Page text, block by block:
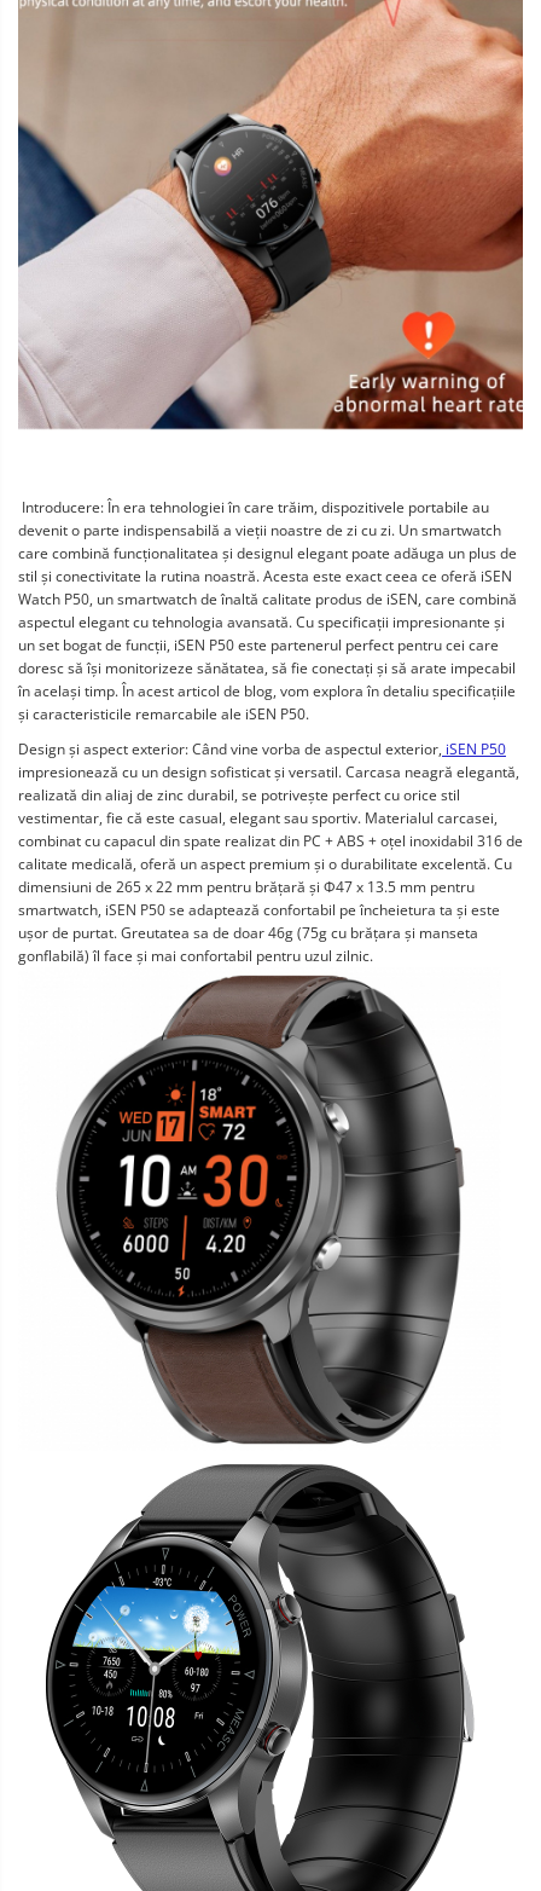
Introducere: În era tehnologiei în care trăim, dispozitivele portabile au
devenit o parte indispensabilă a vieții noastre de zi cu zi. Un smartwatch
care combină funcționalitatea și designul elegant poate adăuga un plus de
stil și conectivitate la rutina noastră. Acesta este exact ceea ce oferă iSEN
Watch P50, un smartwatch de înaltă calitate produs de iSEN, care combină
aspectul elegant cu tehnologia avansată. Cu specificații impresionante și
un set bogat de funcții, iSEN P50 este partenerul perfect pentru cei care
doresc să își monitorizeze sănătatea, să fie conectați și să arate impecabil
în același timp. În acest articol de blog, vom explora în detaliu specificațiile
și caracteristicile remarcabile ale iSEN P50.
Design și aspect exterior: Când vine vorba de aspectul exterior, iSEN P50
impresionează cu un design sofisticat și versatil. Carcasa neagră elegantă,
realizată din aliaj de zinc durabil, se potrivește perfect cu orice stil
vestimentar, fie că este casual, elegant sau sportiv. Materialul carcasei,
combinat cu capacul din spate realizat din PC + ABS + oțel inoxidabil 316 de
calitate medicală, oferă un aspect premium și o durabilitate excelentă. Cu
dimensiuni de 265 x 22 mm pentru brățară și Φ47 x 13.5 mm pentru
smartwatch, iSEN P50 se adaptează confortabil pe încheietura ta și este
ușor de purtat. Greutatea sa de doar 46g (75g cu brățara și manseta
gonflabilă) îl face și mai confortabil pentru uzul zilnic.